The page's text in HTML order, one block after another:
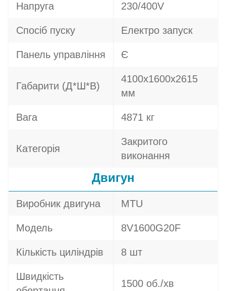
Напруга 230/400V
Спосіб пуску Електро запуск
Панель управління Є
Габарити (Д*Ш*В)
4100х1600х2615
мм
Вага 4871 кг
Категорія
Закритого
виконання
Двигун
Виробник двигуна MTU
Модель 8V1600G20F
Кількість циліндрів 8 шт
Швидкість
1500 об./хв